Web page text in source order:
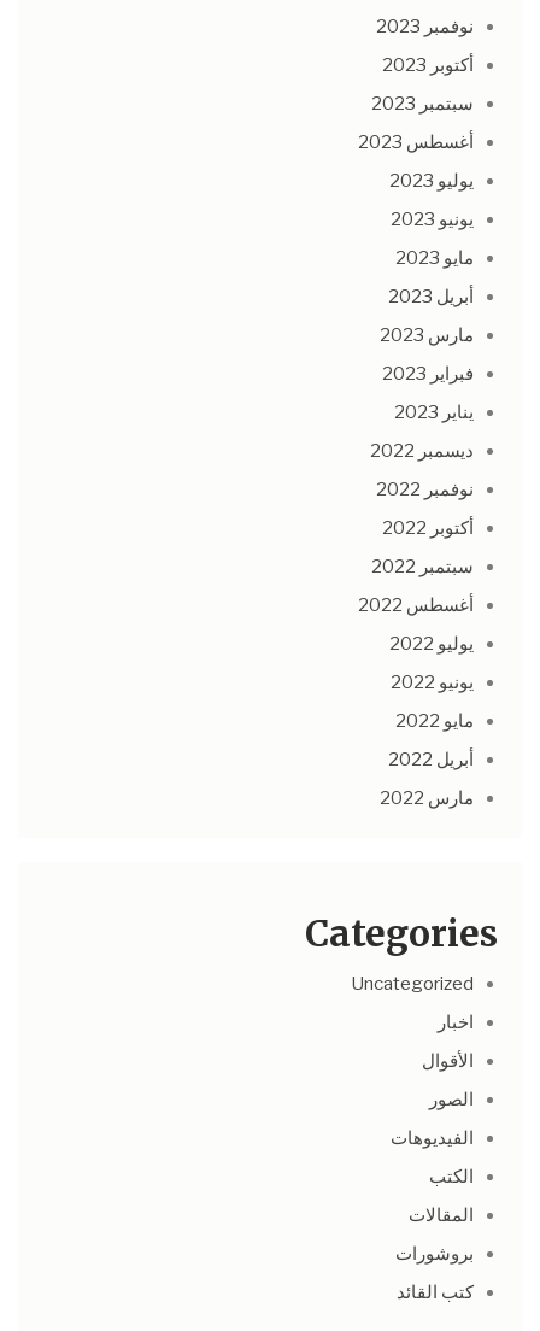
نوفمبر 2023
أكتوبر 2023
سبتمبر 2023
أغسطس 2023
يوليو 2023
يونيو 2023
مايو 2023
أبريل 2023
مارس 2023
فبراير 2023
يناير 2023
ديسمبر 2022
نوفمبر 2022
أكتوبر 2022
سبتمبر 2022
أغسطس 2022
يوليو 2022
يونيو 2022
مايو 2022
أبريل 2022
مارس 2022
Categories
Uncategorized
اخبار
الأقوال
الصور
الفيديوهات
الكتب
المقالات
بروشورات
كتب القائد